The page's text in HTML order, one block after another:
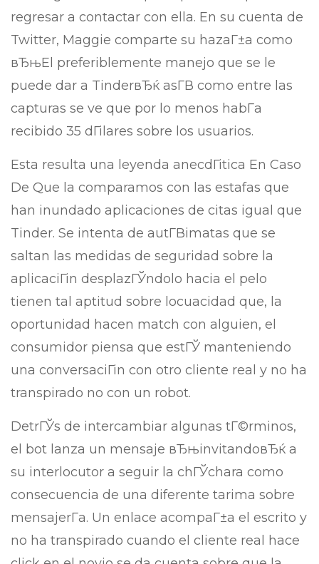
regresar a contactar con ella. En su cuenta de
Twitter, Maggie comparte su hazaГ±a como
вЂњEl preferiblemente manejo que se le
puede dar a TinderвЂќ asГ­В­ como entre las
capturas se ve que por lo menos habГ­a
recibido 35 dГіlares sobre los usuarios.
Esta resulta una leyenda anecdГіtica En Caso
De Que la comparamos con las estafas que
han inundado aplicaciones de citas igual que
Tinder. Se intenta de autГ­Віmatas que se
saltan las medidas de seguridad sobre la
aplicaciГіn desplazГЎndolo hacia el pelo
tienen tal aptitud sobre locuacidad que, la
oportunidad hacen match con alguien, el
consumidor piensa que estГЎ manteniendo
una conversaciГіn con otro cliente real y no ha
transpirado no con un robot.
DetrГЎs de intercambiar algunas tГ©rminos,
el bot lanza un mensaje вЂњinvitandoвЂќ a
su interlocutor a seguir la chГЎchara como
consecuencia de una diferente tarima sobre
mensajerГ­a. Un enlace acompaГ±a el escrito y
no ha transpirado cuando el cliente real hace